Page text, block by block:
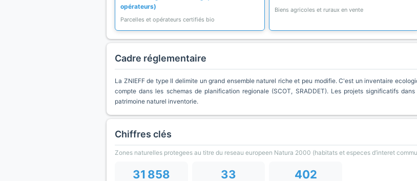
opérateurs)
Parcelles et opérateurs certifiés bio
Biens agricoles et ruraux en vente
Cadre réglementaire
La ZNIEFF de type II delimite un grand ensemble naturel riche et peu modifie. C'est un inventaire
compte dans les schemas de planification regionale (SCOT, SRADDET). Les projets significatifs
patrimoine naturel inventorie.
Chiffres clés
Zones naturelles protegees au titre du reseau europeen Natura 2000 (habitats et especes d’interet
31 858 33 402